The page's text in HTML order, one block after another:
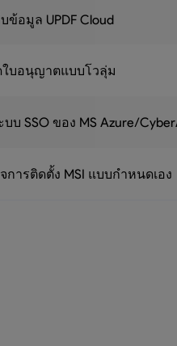
ข้อมูล UPDF Cloud
บอนุญาตแบบโวลุ่ม
บบ SSO ของ MS Azure/
การติดตั้ง MSI แบบกำหนดเอง